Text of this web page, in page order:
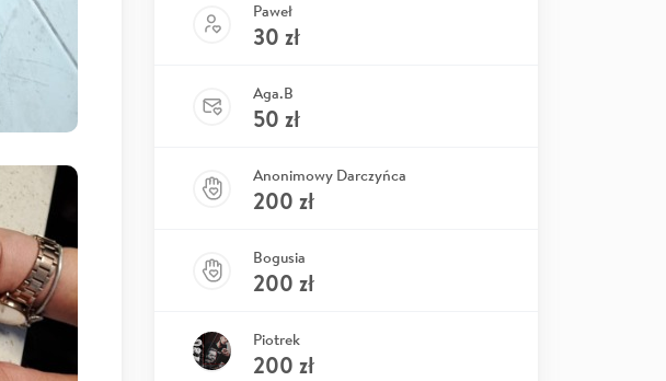
Paweł
30 zł
Aga.B
50 zł
Anonimowy Darczyńca
200 zł
Bogusia
200 zł
Piotrek
200 zł